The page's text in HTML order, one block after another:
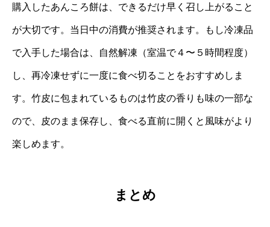
購入したあんころ餅は、できるだけ早く召し上がること
が大切です。当日中の消費が推奨されます。もし冷凍品
で入手した場合は、自然解凍（室温で４〜５時間程度）
し、再冷凍せずに一度に食べ切ることをおすすめしま
す。竹皮に包まれているものは竹皮の香りも味の一部な
ので、皮のまま保存し、食べる直前に開くと風味がより
楽しめます。
まとめ